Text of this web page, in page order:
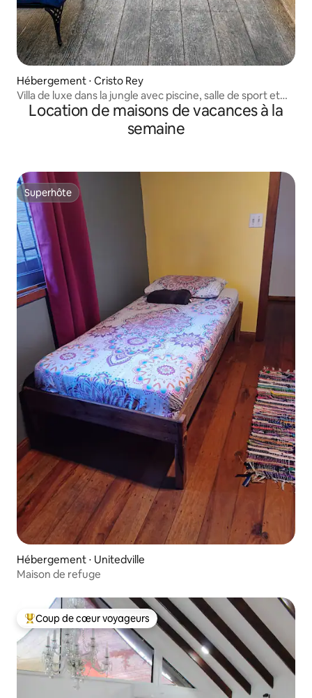
Hébergement ⋅ Cristo Rey
Villa de luxe dans la jungle avec piscine, salle de sport et
vues
Location de maisons de vacances à la
semaine
Superhôte
Superhôte
Hébergement ⋅ Unitedville‎
Maison de refuge
Coups de cœur voyageurs les plus appréciés
Coup de cœur voyageurs